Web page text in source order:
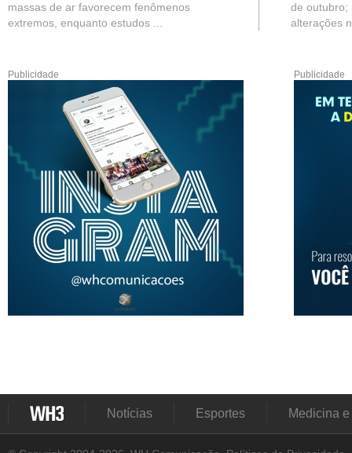
massas de ar favorecem fenômenos
extremos, enquanto estudos ...
de outubro;
alterações
Publicidade Publicidade
Notícias Esportes Medicina